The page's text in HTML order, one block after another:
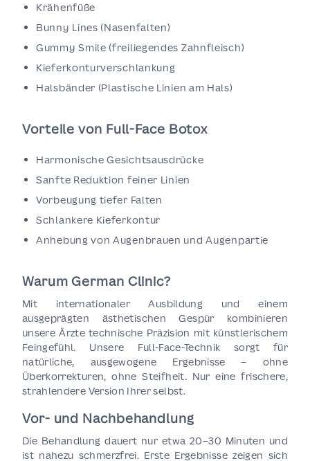
Krähenfüße
Bunny Lines (Nasenfalten)
Gummy Smile (freiliegendes Zahnfleisch)
Kieferkonturverschlankung
Halsbänder (Plastische Linien am Hals)
Vorteile von Full-Face Botox
Harmonische Gesichtsausdrücke
Sanfte Reduktion feiner Linien
Vorbeugung tiefer Falten
Schlankere Kieferkontur
Anhebung von Augenbrauen und Augenpartie
Warum German Clinic?
Mit internationaler Ausbildung und einem
ausgeprägten ästhetischen Gespür kombinieren
unsere Ärzte technische Präzision mit künstlerischem
Feingefühl. Unsere Full-Face-Technik sorgt für
natürliche, ausgewogene Ergebnisse – ohne
Überkorrekturen, ohne Steifheit. Nur eine frischere,
strahlendere Version Ihrer selbst.
Vor- und Nachbehandlung
Die Behandlung dauert nur etwa 20–30 Minuten und
ist nahezu schmerzfrei. Erste Ergebnisse zeigen sich